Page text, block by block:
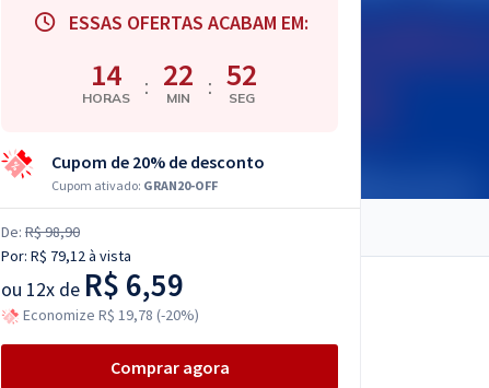
ESSAS OFERTAS ACABAM EM:
14
HORAS : 22
MIN : 51
SEG
Cupom de 20% de desconto
Cupom ativado: GRAN20-OFF
De: R$ 98,90
Por: R$ 79,12à vista
ou 12x de R$ 6,59
Economize R$ 19,78 (-20%)
Comprar agora